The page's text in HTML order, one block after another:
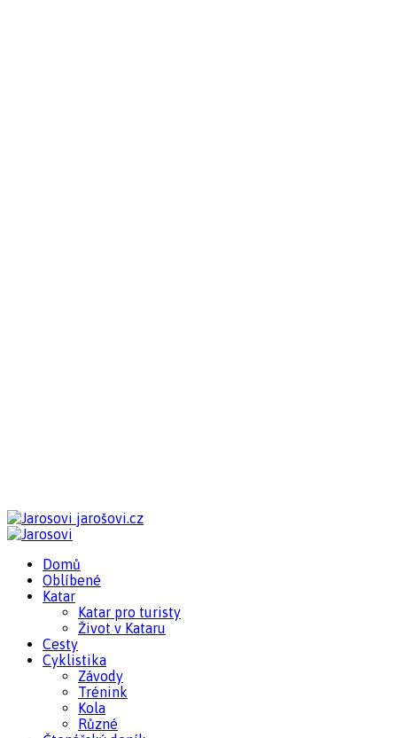
jarošovi.cz
Domů
Oblíbené
Katar
Katar pro turisty
Život v Kataru
Cesty
Cyklistika
Závody
Trénink
Kola
Různé